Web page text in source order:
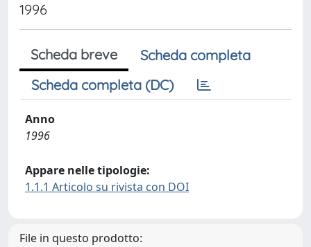
1996
Scheda breve
Scheda completa
Scheda completa (DC)
Anno
1996
Appare nelle tipologie:
1.1.1 Articolo su rivista con DOI
File in questo prodotto: